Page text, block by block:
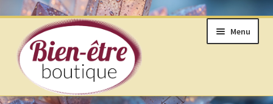
Aller
la
navigation
Aller
contenu
Menu